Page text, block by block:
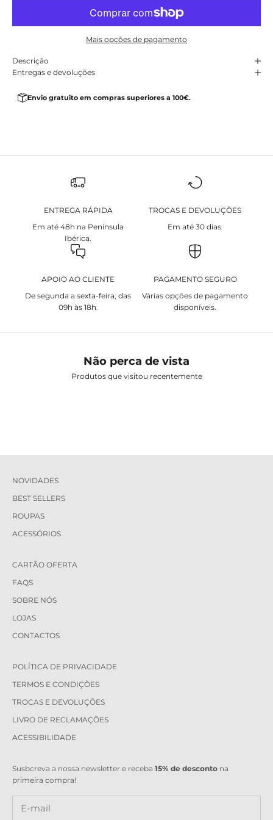
Mais opções de pagamento
Descrição
Entregas e devoluções
Envio gratuito em compras superiores a 100€.
ENTREGA RÁPIDA
Em até 48h na Península
Ibérica.
TROCAS E DEVOLUÇÕES
Em até 30 dias.
APOIO AO CLIENTE
De segunda a sexta-feira, das
09h às 18h.
PAGAMENTO SEGURO
Várias opções de pagamento
disponíveis.
Não perca de vista
Produtos que visitou recentemente
NOVIDADES
BEST SELLERS
ROUPAS
ACESSÓRIOS
CARTÃO OFERTA
FAQS
SOBRE NÓS
LOJAS
CONTACTOS
POLÍTICA DE PRIVACIDADE
TERMOS E CONDIÇÕES
TROCAS E DEVOLUÇÕES
LIVRO DE RECLAMAÇÕES
ACESSIBILIDADE
Susbcreva a nossa newsletter e receba 15% de desconto na
primeira compra!